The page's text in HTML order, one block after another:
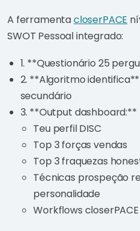
A ferramentacloserPACE
SWOT Pessoal integrado:
1. **Questionário 25
2. **Algoritmo
secundário
3. **Output dashboard:**
Teu perfil DISC
Top 3 forças vendas
Top 3 fraquezas
Técnicas prospeção
personalidade
Workflows